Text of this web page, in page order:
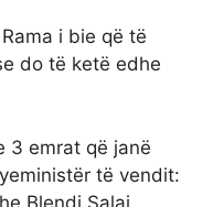
i bie që të
do të ketë edhe
3 emrat që janë
të vendit:
Blendi Salaj.